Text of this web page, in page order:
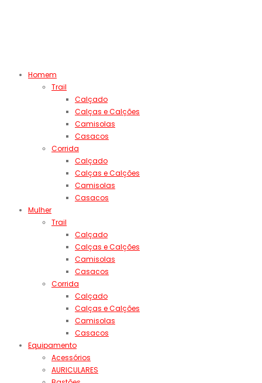
Homem
Trail
Calçado
Calças e Calções
Camisolas
Casacos
Corrida
Calçado
Calças e Calções
Camisolas
Casacos
Mulher
Trail
Calçado
Calças e Calções
Camisolas
Casacos
Corrida
Calçado
Calças e Calções
Camisolas
Casacos
Equipamento
Acessórios
AURICULARES